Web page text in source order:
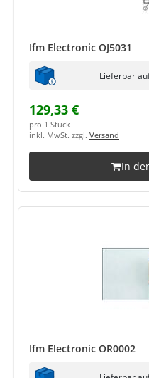
Ifm Electronic OJ5031
Lieferbar
129,33 €
pro 1 Stück
inkl. MwSt. zzgl. Versand
In
Ifm Electronic OR0002